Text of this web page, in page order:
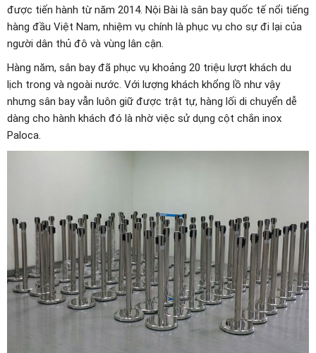
được tiến hành từ năm 2014. Nội Bài là sân bay quốc tế nổi tiếng
hàng đầu Việt Nam, nhiệm vụ chính là phục vụ cho sự đi lại của
người dân thủ đô và vùng lân cận.
Hàng năm, sân bay đã phục vụ khoảng 20 triệu lượt khách du
lịch trong và ngoài nước. Với lượng khách khổng lồ như vậy
nhưng sân bay vẫn luôn giữ được trật tự, hàng lối di chuyển dễ
dàng cho hành khách đó là nhờ việc sử dụng cột chắn inox
Paloca.